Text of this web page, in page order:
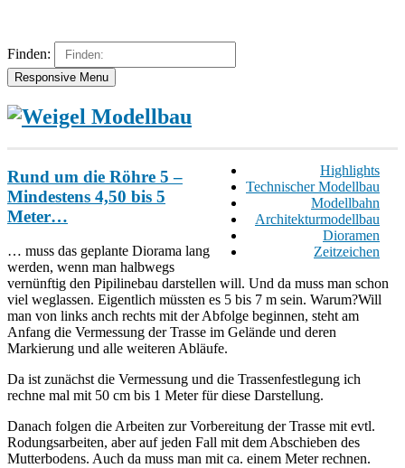
Finden:
Responsive Menu
Highlights
Technischer Modellbau
Modellbahn
Architekturmodellbau
Dioramen
Zeitzeichen
Rund um die Röhre 5 –
Mindestens 4,50 bis 5
Meter…
… muss das geplante Diorama lang
werden, wenn man halbwegs
vernünftig den Pipilinebau darstellen will. Und da muss man schon
viel weglassen. Eigentlich müssten es 5 bis 7 m sein. Warum?Will
man von links anch rechts mit der Abfolge beginnen, steht am
Anfang die Vermessung der Trasse im Gelände und deren
Markierung und alle weiteren Abläufe.
Da ist zunächst die Vermessung und die Trassenfestlegung ich
rechne mal mit 50 cm bis 1 Meter für diese Darstellung.
Danach folgen die Arbeiten zur Vorbereitung der Trasse mit evtl.
Rodungsarbeiten, aber auf jeden Fall mit dem Abschieben des
Mutterbodens. Auch da muss man mit ca. einem Meter rechnen.